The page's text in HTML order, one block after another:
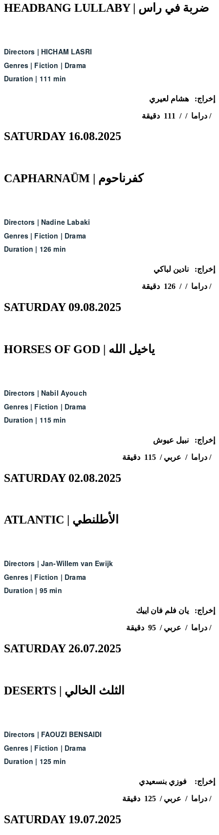
HEADBANG LULLABY | ضربة في راس
Directors | HICHAM LASRI
Genres| Fiction | Drama
Duration | 111 min
إخراج: هشام لعيري
دراما / / 111 دقيقة /
SATURDAY 16.08.2025
CAPHARNAÜM | كفرناحوم
Directors | Nadine Labaki
Genres| Fiction | Drama
Duration | 126 min
إخراج: نادين لباكي
دراما / / 126 دقيقة /
SATURDAY 09.08.2025
HORSES OF GOD | ياخيل الله
Directors | Nabil Ayouch
Genres| Fiction | Drama
Duration | 115 min
إخراج: نبيل عيوش
دراما / عربي / 115 دقيقة /
SATURDAY 02.08.2025
ATLANTIC | الأطلنطي
Directors | Jan-Willem van Ewijk
Genres| Fiction | Drama
Duration | 95 min
إخراج: يان فلم فان اييك
دراما / عربي / 95 دقيقة /
SATURDAY 26.07.2025
DESERTS | الثلث الخالي
Directors | FAOUZI BENSAIDI
Genres| Fiction | Drama
Duration | 125 min
إخراج: فوزي بنسعيدي
دراما / عربي / 125 دقيقة /
SATURDAY 19.07.2025